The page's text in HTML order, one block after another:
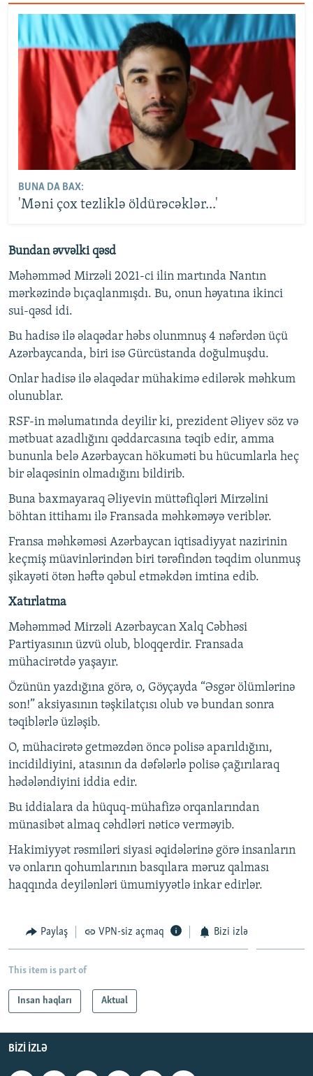
BUNA DA BAX:
'Məni çox tezliklə öldürəcəklər...'
Bundan əvvəlki qəsd
Məhəmməd Mirzəli 2021-ci ilin martında Nantın
mərkəzində bıçaqlanmışdı. Bu, onun həyatına ikinci
sui-qəsd idi.
Bu hadisə ilə əlaqədar həbs olunmnuş 4 nəfərdən üçü
Azərbaycanda, biri isə Gürcüstanda doğulmuşdu.
Onlar hadisə ilə əlaqədar mühakimə edilərək məhkum
olunublar.
RSF-in məlumatında deyilir ki, prezident Əliyev söz və
mətbuat azadlığını qəddarcasına təqib edir, amma
bununla belə Azərbaycan hökuməti bu hücumlarla heç
bir əlaqəsinin olmadığını bildirib.
Buna baxmayaraq Əliyevin müttəfiqləri Mirzəlini
böhtan ittihamı ilə Fransada məhkəməyə veriblər.
Fransa məhkəməsi Azərbaycan iqtisadiyyat nazirinin
keçmiş müavinlərindən biri tərəfindən təqdim olunmuş
şikayəti ötən həftə qəbul etməkdən imtina edib.
Xatırlatma
Məhəmməd Mirzəli Azərbaycan Xalq Cəbhəsi
Partiyasının üzvü olub, bloqqerdir. Fransada
mühacirətdə yaşayır.
Özünün yazdığına görə, o, Göyçayda “Əsgər ölümlərinə
son!” aksiyasının təşkilatçısı olub və bundan sonra
təqiblərlə üzləşib.
O, mühacirətə getməzdən öncə polisə aparıldığını,
incidildiyini, atasının da dəfələrlə polisə çağırılaraq
hədələndiyini iddia edir.
Bu iddialara da hüquq-mühafizə orqanlarından
münasibət almaq cəhdləri nəticə verməyib.
Hakimiyyət rəsmiləri siyasi əqidələrinə görə insanların
və onların qohumlarının basqılara məruz qalması
haqqında deyilənləri ümumiyyətlə inkar edirlər.
Paylaş VPN-siz açmaq Bizi izlə
This item is part of
Insan haqları Aktual
BIZI IZLƏ